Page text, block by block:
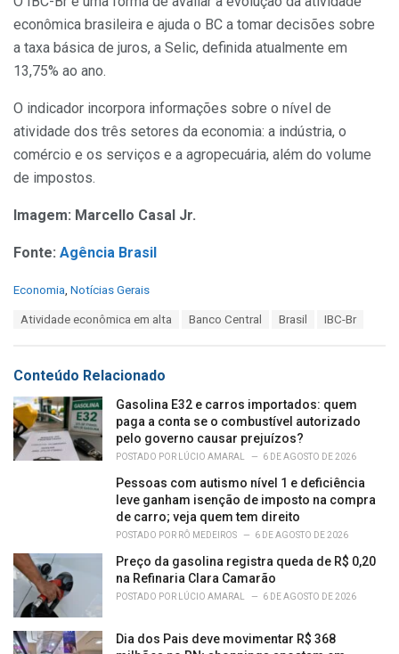
econômica brasileira e ajuda o BC a tomar decisões sobre
a taxa básica de juros, a Selic, definida atualmente em
13,75% ao ano.
O indicador incorpora informações sobre o nível de
atividade dos três setores da economia: a indústria, o
comércio e os serviços e a agropecuária, além do volume
de impostos.
Imagem: Marcello Casal Jr.
Fonte: Agência Brasil
C
o
r
i
e
s
:
Economia Notícias Gerais
:
Atividade econômica em alta Banco Central Brasil IBC-Br
Conteúdo Relacionado
Gasolina E32 e carros importados: quem
paga a conta se o combustível autorizado
pelo governo causar prejuízos?
POSTADO POR LÚCIO AMARAL 6 DE AGOSTO DE 2026
Pessoas com autismo nível 1 e deficiência
leve ganham isenção de imposto na compra
de carro; veja quem tem direito
POSTADO POR RÔ MEDEIROS 6 DE AGOSTO DE 2026
Preço da gasolina registra queda de R$ 0,20
na Refinaria Clara Camarão
POSTADO POR LÚCIO AMARAL 6 DE AGOSTO DE 2026
Dia dos Pais deve movimentar R$ 368